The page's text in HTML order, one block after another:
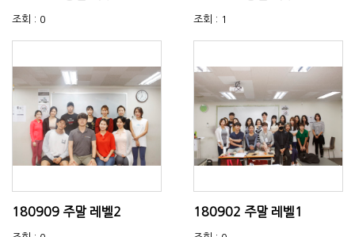
조회 : 0 조회 : 1
180909 주말 레벨2 180902 주말 레벨1